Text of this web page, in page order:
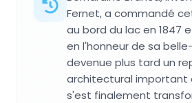
Fernet, a commandé
au bord du lac en 1847
en l'honneur de sa
devenue plus tard un
architectural important
s'est finalement